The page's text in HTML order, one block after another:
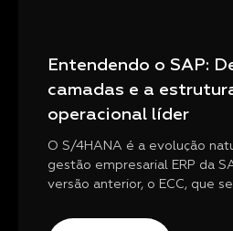
Entendendo o SAP:
camadas e a
operacional líder
O S/4HANA é a evolução
gestão empresarial ERP da
versão anterior, o ECC, que